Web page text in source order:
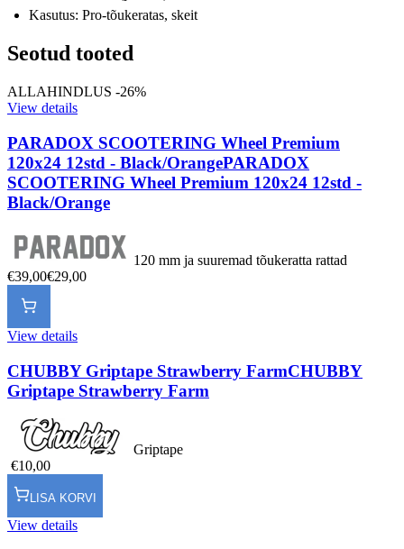
Kasutus: Pro-tõukeratas, skeit
Seotud tooted
ALLAHINDLUS -26%
View details
PARADOX SCOOTERING Wheel Premium
120x24 12std - Black/OrangePARADOX
SCOOTERING Wheel Premium 120x24 12std -
Black/Orange
120 mm ja suuremad tõukeratta rattad
€39,00€29,00
View details
CHUBBY Griptape Strawberry FarmCHUBBY
Griptape Strawberry Farm
Griptape
€10,00
LISA KORVI
View details